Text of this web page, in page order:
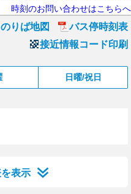
時刻のお問い合わせはこちらへ
のりば地図
バス停時刻表
接近情報コード印刷
日曜/祝日
表示